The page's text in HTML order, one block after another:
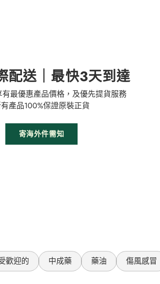
配送｜最快3天到達
最優惠產品價格，及優先提貨服務
產品100%保證原裝正貨
寄海外件需知
歡迎的 中成藥 藥油 傷風感冒